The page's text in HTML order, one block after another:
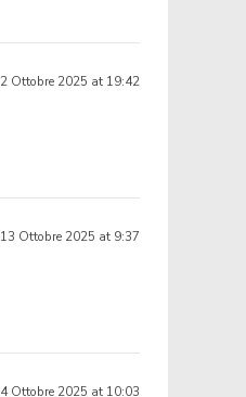
Ottobre 2025 at 19:42
13 Ottobre 2025 at 9:37
Ottobre 2025 at 10:03